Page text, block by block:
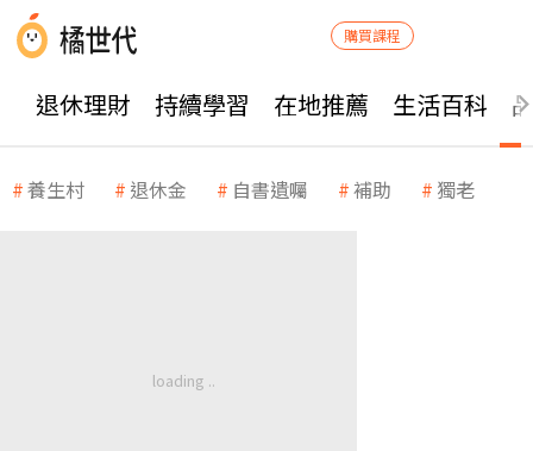
購買課程
退休理財 持續學習 在地推薦 生活百科
養生村 退休金 自書遺囑 補助 獨老